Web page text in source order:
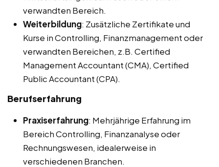
verwandten Bereich.
Weiterbildung: Zusätzliche Zertifikate und
Kurse in Controlling, Finanzmanagement oder
verwandten Bereichen, z.B. Certified
Management Accountant (CMA), Certified
Public Accountant (CPA).
Berufserfahrung
Praxiserfahrung: Mehrjährige Erfahrung im
Bereich Controlling, Finanzanalyse oder
Rechnungswesen, idealerweise in
verschiedenen Branchen.